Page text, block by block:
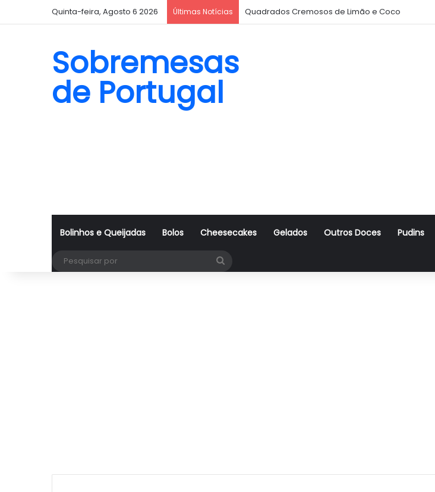
Quinta-feira, Agosto 6 2026 Últimas Notícias Quadrados Cremosos de Limão e Coco
Sobremesas
de Portugal
Bolinhos e Queijadas Bolos Cheesecakes Gelados Outros Doces Pudins